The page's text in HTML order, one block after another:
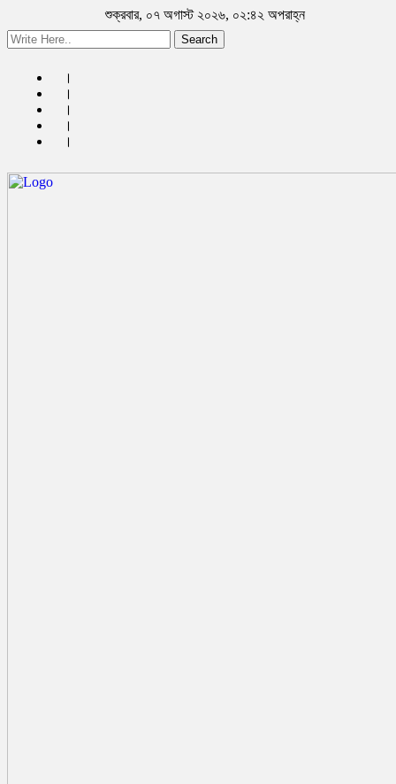
শুক্রবার, ০৭ অগাস্ট ২০২৬, ০২:৪২ অপরাহ্ন
Search